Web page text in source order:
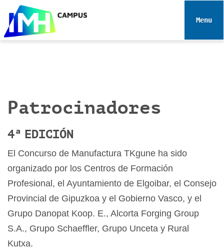
e
Toggle
Patrocinadores
4ª EDICIÓN
El Concurso de Manufactura TKgune ha sido
organizado por los Centros de Formación
Profesional, el Ayuntamiento de Elgoibar, el Consejo
Provincial de Gipuzkoa y el Gobierno Vasco, y el
Grupo Danopat Koop. E., Alcorta Forging Group
S.A., Grupo Schaeffler, Grupo Unceta y Rural
Kutxa.